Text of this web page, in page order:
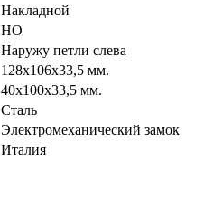
Накладной
НО
Наружу петли слева
128x106x33,5 мм.
40x100x33,5 мм.
Сталь
Электромеханический замок
Италия